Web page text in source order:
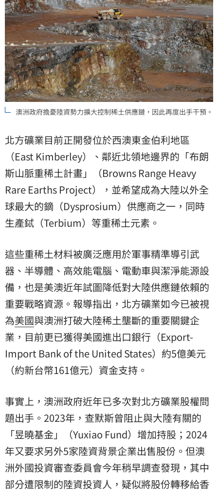
澳洲政府擔憂陸資勢力擴大控制稀土供應鏈，因此再度出手干預。
北方礦業目前正開發位於西澳東金伯利地區
（East Kimberley）、鄰近北領地邊界的「布朗
斯山脈重稀土計畫」（Browns Range Heavy
Rare Earths Project），並希望成為大陸以外全
球最大的鏑（Dysprosium）供應商之一，同時
生產鋱（Terbium）等重稀土元素。
這些重稀土材料被廣泛應用於軍事精準導引武
器、半導體、高效能電腦、電動車與潔淨能源設
備，也是美澳近年試圖降低對大陸供應鏈依賴的
重要戰略資源。報導指出，北方礦業如今已被視
為美國與澳洲打破大陸稀土壟斷的重要關鍵企
業，目前更已獲得美國進出口銀行（Export-
Import Bank of the United States）約5億美元
（約新台幣161億元）資金支持。
事實上，澳洲政府近年已多次對北方礦業股權問
題出手。2023年，查默斯曾阻止與大陸有關的
「昱曉基金」（Yuxiao Fund）增加持股；2024
年又要求另外5家陸資背景企業出售股份。但澳
洲外國投資審查委員會今年稍早調查發現，其中
部分遭限制的陸資投資人，疑似將股份轉移給香